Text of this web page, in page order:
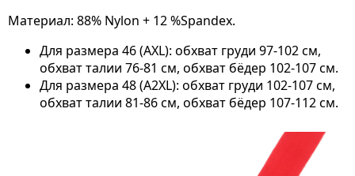
Материал: 88% Nylon + 12 %Spandex.
Для размера 46 (AXL): обхват груди 97-102 см,
обхват талии 76-81 см, обхват бёдер 102-107 см.
Для размера 48 (A2XL): обхват груди 102-107 см,
обхват талии 81-86 см, обхват бёдер 107-112 см.